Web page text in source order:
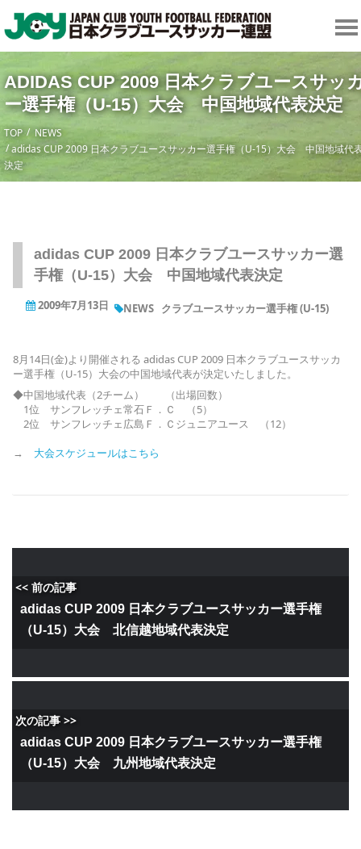
ADIDAS CUP 2009 日本クラブユースサッ
ー選手権（U-15）大会 中国地域代表決定
TOP
NEWS
adidas CUP 2009 日本クラブユースサッカー選手権（U-15）大会 中国地域代
決定
adidas CUP 2009 日本クラブユースサッカー選
手権（U-15）大会 中国地域代表決定
2009年7月13日 NEWS クラブユースサッカー選手権 (U-15)
8月14日(金)より開催される adidas CUP 2009 日本クラブユースサッカ
ー選手権（U-15）大会の中国地域代表が決定いたしました。
◆中国地域代表（2チーム） （出場回数）
1位 サンフレッチェ常石Ｆ．Ｃ （5）
2位 サンフレッチェ広島Ｆ．Ｃジュニアユース （12）
→ 大会スケジュールはこちら
<< 前の記事
adidas CUP 2009 日本クラブユースサッカー選手権
（U-15）大会 北信越地域代表決定
次の記事 >>
adidas CUP 2009 日本クラブユースサッカー選手権
（U-15）大会 九州地域代表決定